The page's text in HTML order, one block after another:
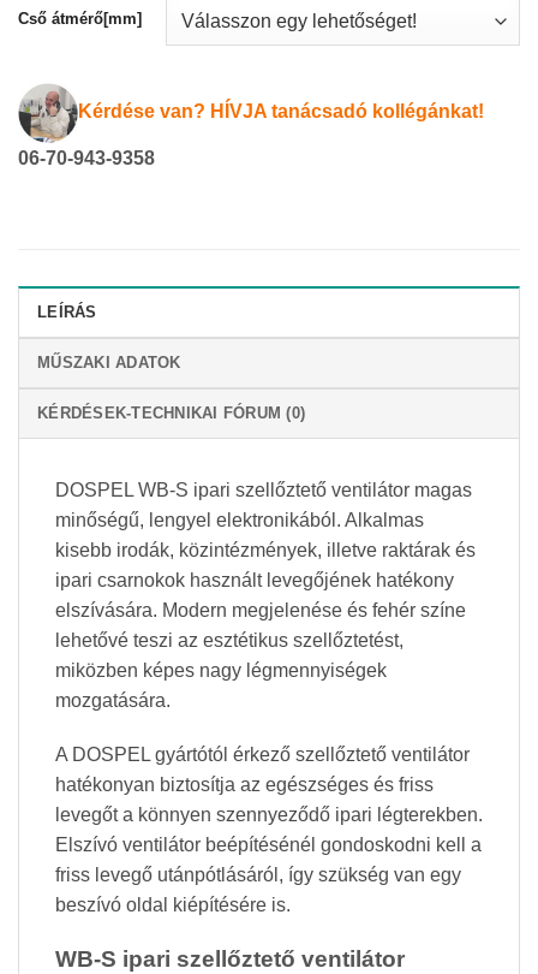
Cső átmérő[mm]
Kérdése van? HÍVJA tanácsadó kollégánkat!
06-70-943-9358
LEÍRÁS
MŰSZAKI ADATOK
KÉRDÉSEK-TECHNIKAI FÓRUM (0)
DOSPEL WB-S ipari szellőztető ventilátor magas
minőségű, lengyel elektronikából. Alkalmas
kisebb irodák, közintézmények, illetve raktárak és
ipari csarnokok használt levegőjének hatékony
elszívására. Modern megjelenése és fehér színe
lehetővé teszi az esztétikus szellőztetést,
miközben képes nagy légmennyiségek
mozgatására.
A DOSPEL gyártótól érkező szellőztető ventilátor
hatékonyan biztosítja az egészséges és friss
levegőt a könnyen szennyeződő ipari légterekben.
Elszívó ventilátor beépítésénél gondoskodni kell a
friss levegő utánpótlásáról, így szükség van egy
beszívó oldal kiépítésére is.
WB-S ipari szellőztető ventilátor